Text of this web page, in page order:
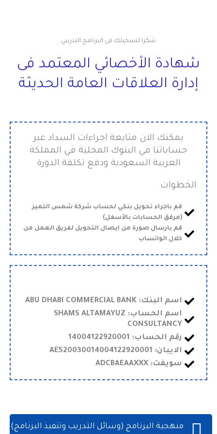
شكرا لتسجيلك فى البرنامج التدريبي
شهادة الأخصائي المعتمد فى
إدارة العلاقات العامة الحديثة
يمكنك الان متابعة اجراءات السداد عبر
حساباتنا في البنوك المحلية في المملكة
العربية السعودية ودفع تكلفة الدورة
الخطوات
قم باجراء تحويل بنكي لحساب شركة شمس التميز
(مرفق الحسابات بالأسفل)
قم بارسال صورة من ايصال التحويل لفريق العمل من
خلال الواتساب
اسم البنك: ABU DHABI COMMERCIAL BANK
اسم الحساب: SHAMS ALTAMAYUZ
CONSULTANCY
رقم الحساب: 14004122920001
الايبان: AE520030014004122920001
سويفت: ADCBAEAAXXX
منهجية البرنامج (وسائل التدريب وتنفيذ البرنامج)